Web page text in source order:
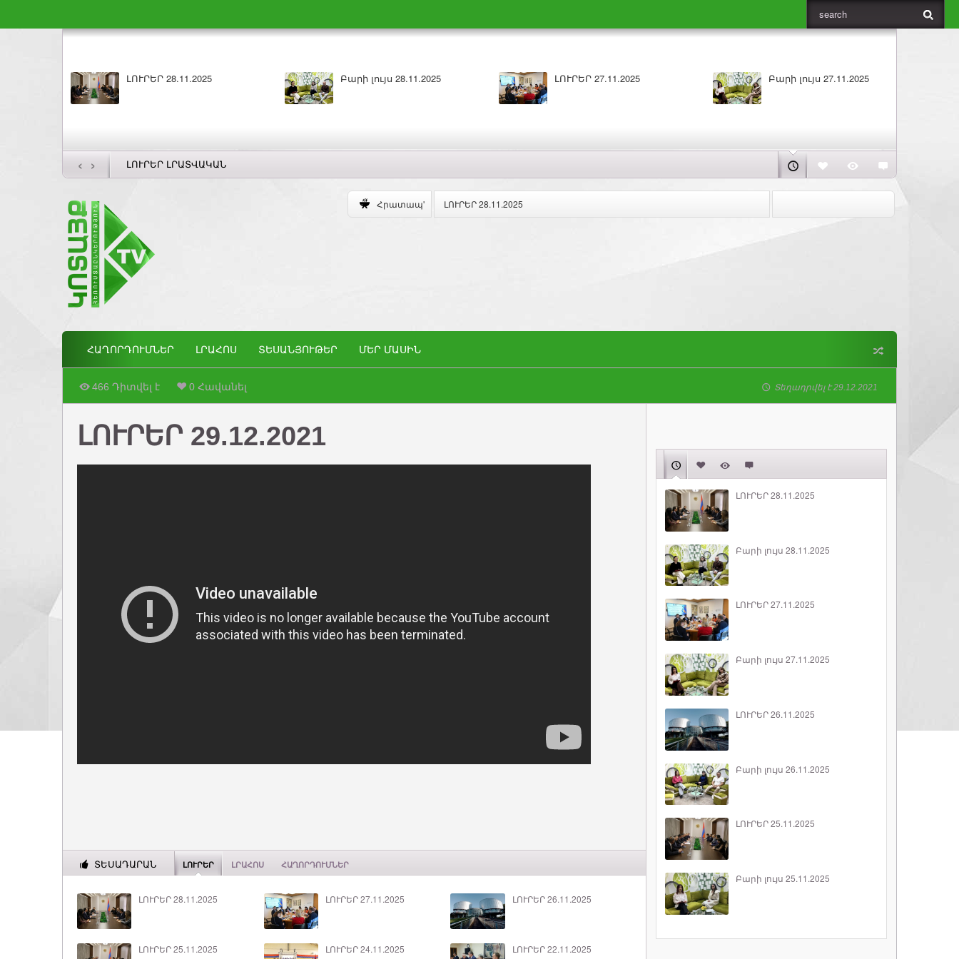
Բարի լույս 28.11.2025 ԼՈՒՐԵՐ 27.11.2025 Բարի լույս 27.11.2025 ԼՈՒՐԵՐ 26.11.2025
‹ › ԼՈՒՐԵՐ ԼՐԱՏՎԱԿԱՆ
Հրատապ' ԼՈՒՐԵՐ 28.11.2025
ՀԱՂՈՐԴՈՒՄՆԵՐ ԼՐԱՀՈՍ ՏԵՍԱՆՅՈՒԹԵՐ ՄԵՐ ՄԱՍԻՆ
466 Դիտվել է 0 Հավանել Տեղադրվել է 29.12.2021
ԼՈՒՐԵՐ 29.12.2021
ՏԵՍԱԴԱՐԱՆ ԼՈՒՐԵՐ ԼՐԱՀՈՍ ՀԱՂՈՐԴՈՒՄՆԵՐ
ԼՈՒՐԵՐ 28.11.2025 ԼՈՒՐԵՐ 27.11.2025 ԼՈՒՐԵՐ 26.11.2025
ԼՈՒՐԵՐ 25.11.2025 ԼՈՒՐԵՐ 24.11.2025 ԼՈՒՐԵՐ 22.11.2025
ԼՈՒՐԵՐ 28.11.2025
Բարի լույս 28.11.2025
ԼՈՒՐԵՐ 27.11.2025
Բարի լույս 27.11.2025
ԼՈՒՐԵՐ 26.11.2025
Բարի լույս 26.11.2025
ԼՈՒՐԵՐ 25.11.2025
Բարի լույս 25.11.2025